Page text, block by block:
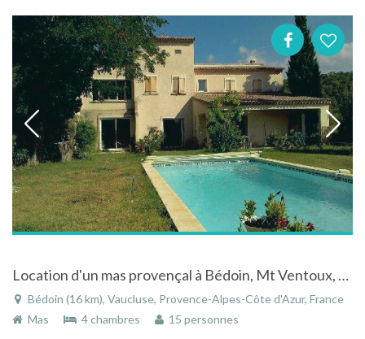
Location d'un mas provençal à Bédoin, Mt Ventoux, Vaucluse.
Bédoin (16 km), Vaucluse, Provence-Alpes-Côte d'Azur, France
Mas
4 chambres 15 personnes